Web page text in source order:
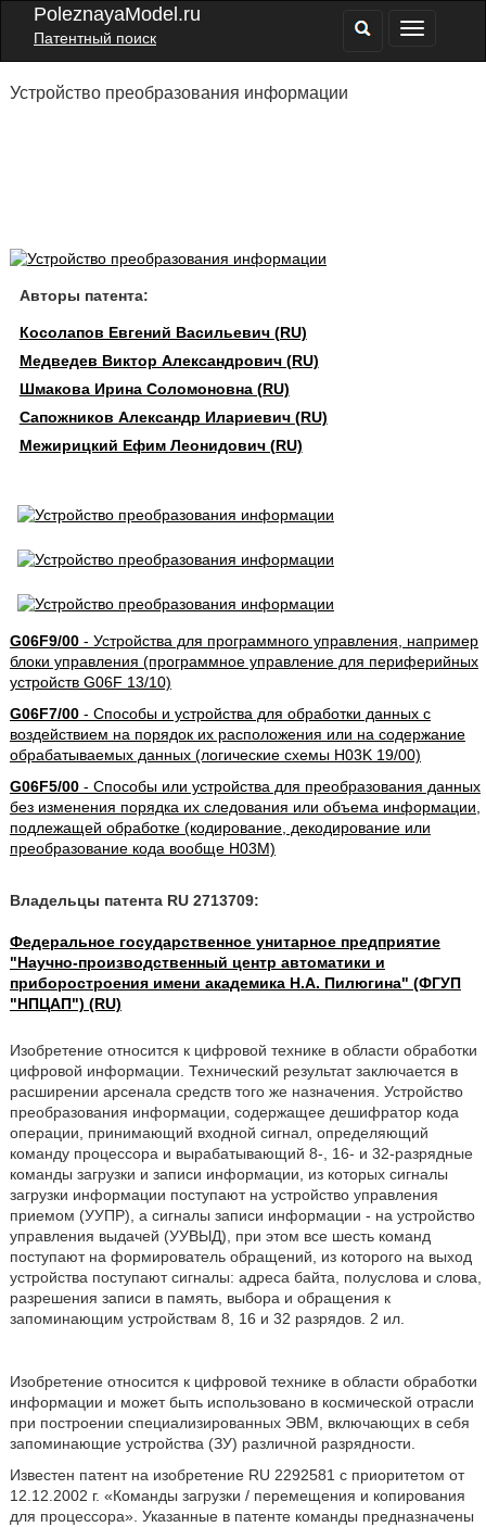
PoleznayaModel.ru
Патентный поиск
Устройство преобразования информации
Авторы патента:
Косолапов Евгений Васильевич (RU)
Медведев Виктор Александрович (RU)
Шмакова Ирина Соломоновна (RU)
Сапожников Александр Илариевич (RU)
Межирицкий Ефим Леонидович (RU)
G06F9/00- Устройства для программного управления, например
блоки управления (программное управление для периферийных
устройств G06F 13/10)
G06F7/00- Способы и устройства для обработки данных с
воздействием на порядок их расположения или на содержание
обрабатываемых данных (логические схемы H03K 19/00)
G06F5/00- Способы или устройства для преобразования данных
без изменения порядка их следования или объема информации,
подлежащей обработке (кодирование, декодирование или
преобразование кода вообще H03M)
Владельцы патента RU 2713709:
Федеральное государственное унитарное предприятие
"Научно-производственный центр автоматики и
приборостроения имени академика Н.А. Пилюгина" (ФГУП
"НПЦАП") (RU)
Изобретение относится к цифровой технике в области обработки
цифровой информации. Технический результат заключается в
расширении арсенала средств того же назначения. Устройство
преобразования информации, содержащее дешифратор кода
операции, принимающий входной сигнал, определяющий
команду процессора и вырабатывающий 8-, 16- и 32-разрядные
команды загрузки и записи информации, из которых сигналы
загрузки информации поступают на устройство управления
приемом (УУПР), а сигналы записи информации - на устройство
управления выдачей (УУВЫД), при этом все шесть команд
поступают на формирователь обращений, из которого на выход
устройства поступают сигналы: адреса байта, полуслова и слова,
разрешения записи в память, выбора и обращения к
запоминающим устройствам 8, 16 и 32 разрядов. 2 ил.
Изобретение относится к цифровой технике в области обработки
информации и может быть использовано в космической отрасли
при построении специализированных ЭВМ, включающих в себя
запоминающие устройства (ЗУ) различной разрядности.
Известен патент на изобретение RU 2292581 с приоритетом от
12.12.2002 г. «Команды загрузки / перемещения и копирования
для процессора». Указанные в патенте команды предназначены